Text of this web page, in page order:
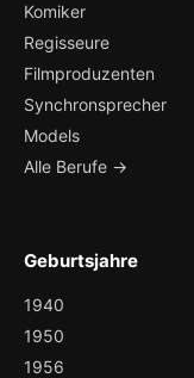
Komiker
Regisseure
Filmproduzenten
Synchronsprecher
Models
Alle Berufe →
Geburtsjahre
1940
1950
1956